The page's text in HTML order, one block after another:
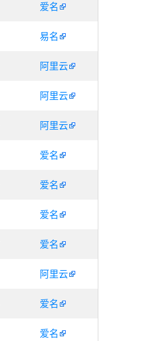
爱名
易名
阿里云
阿里云
阿里云
爱名
爱名
爱名
爱名
阿里云
爱名
爱名